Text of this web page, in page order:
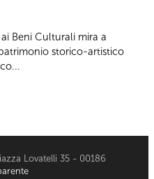
Beni Culturali mira a
storico-artistico
Lovatelli 35 - 00186